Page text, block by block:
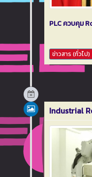
PLC ควบคุม
ข่าวสาร (ทั่วไป)
Industrial